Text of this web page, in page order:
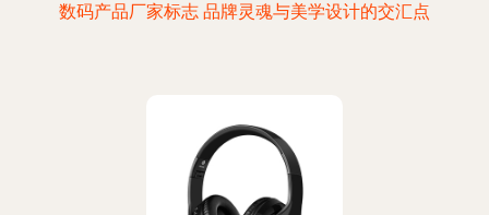
数码产品厂家标志 品牌灵魂与美学设计的交汇点